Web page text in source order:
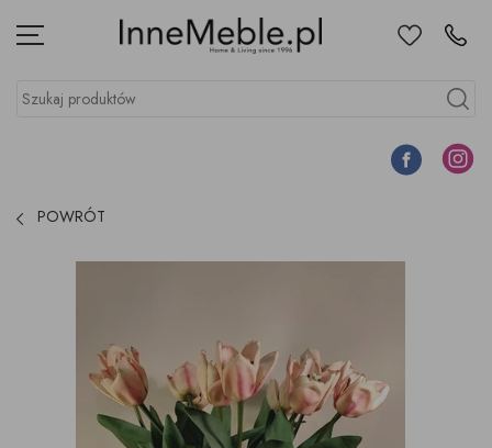
Menu UlubioneKontakt
Szukaj produktów
Szukaj
Facebook
POWRÓT